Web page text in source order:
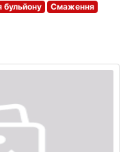
бульйону
Смаження